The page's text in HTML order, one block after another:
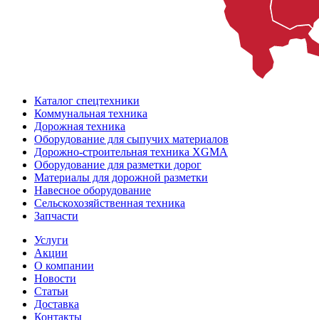
Каталог спецтехники
Коммунальная техника
Дорожная техника
Оборудование для сыпучих материалов
Дорожно-строительная техника XGMA
Оборудование для разметки дорог
Материалы для дорожной разметки
Навесное оборудование
Сельскохозяйственная техника
Запчасти
Услуги
Акции
О компании
Новости
Статьи
Доставка
Контакты